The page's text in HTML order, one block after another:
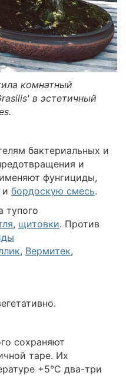
комнатный
в эстетичный
бактериальных и
и
фунгициды,
и бордоскую смесь.
тупого
, щитовки. Против
, Вермитек,
сохраняют
таре. Их
+5°C два-три